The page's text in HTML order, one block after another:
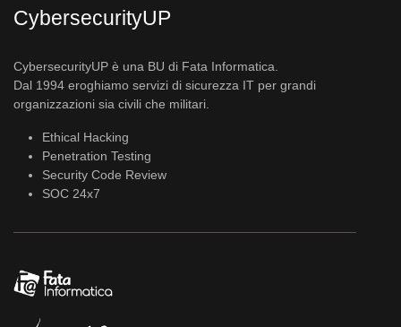
CybersecurityUP
CybersecurityUP è una BU di Fata Informatica.
Dal 1994 eroghiamo servizi di sicurezza IT per grandi
organizzazioni sia civili che militari.
Ethical Hacking
Penetration Testing
Security Code Review
SOC 24x7